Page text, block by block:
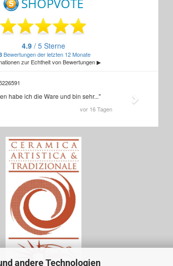
andere Technologien